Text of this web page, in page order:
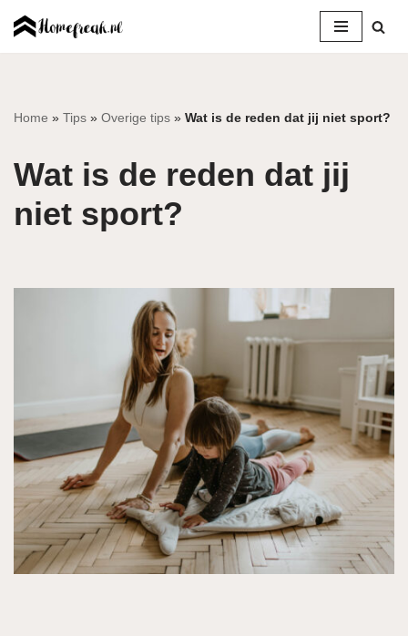
inhoud
Home » Tips » Overige tips » Wat is de reden dat jij niet sport?
Wat is de reden dat jij
niet sport?